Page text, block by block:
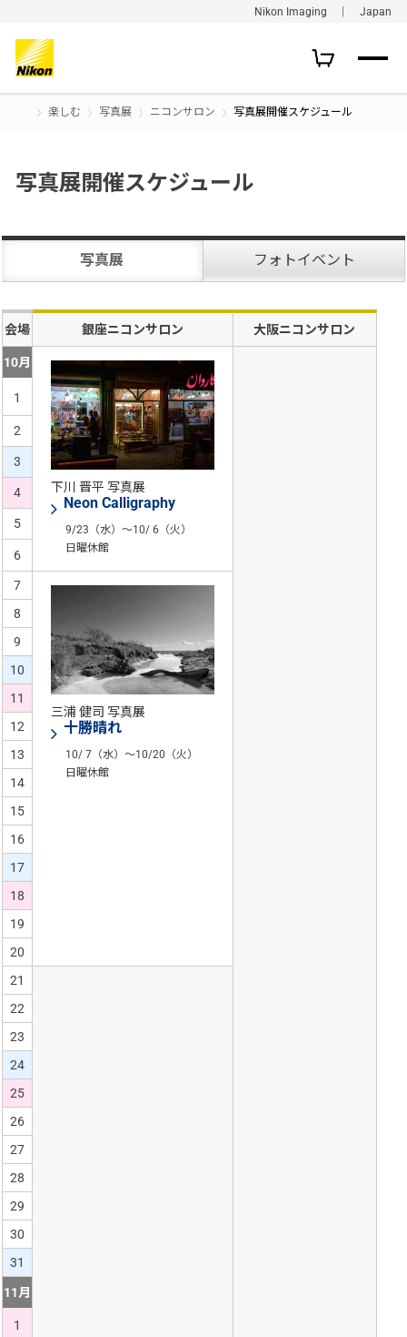
Nikon Imaging ｜ Japan
楽しむ 写真展 ニコンサロン 写真展開催スケジュール
写真展開催スケジュール
写真展 フォトイベント
会場 銀座ニコンサロン 大阪ニコンサロン
10月
1
下川 晋平 写真展
Neon Calligraphy
9/23（水）～10/ 6（火）
日曜休館
2
3
4
5
6
7
三浦 健司 写真展
十勝晴れ
10/ 7（水）～10/20（火）
日曜休館
8
9
10
11
12
13
14
15
16
17
18
19
20
21
22
23
24
25
26
27
28
29
30
31
11月
1